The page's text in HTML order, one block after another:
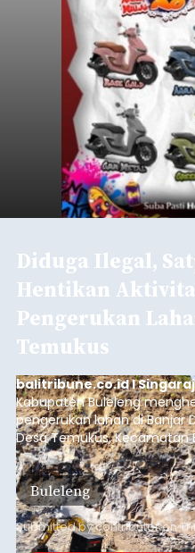
Diduga Ilegal,
Hentikan
Pengerukan
Temukus
balitribune.co.id I
Kabupaten Buleleng
pengerukan lahan di Banjar
Desa Temukus, Kecamatan
ditemukan indikasi
material yang tidak sesuai
kawasan.
Buleleng
Submitted bycontributoron